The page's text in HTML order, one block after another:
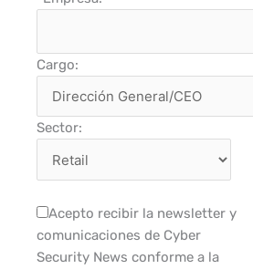
Cargo:
Sector:
Acepto recibir la newsletter y
comunicaciones de Cyber
Security News conforme a la